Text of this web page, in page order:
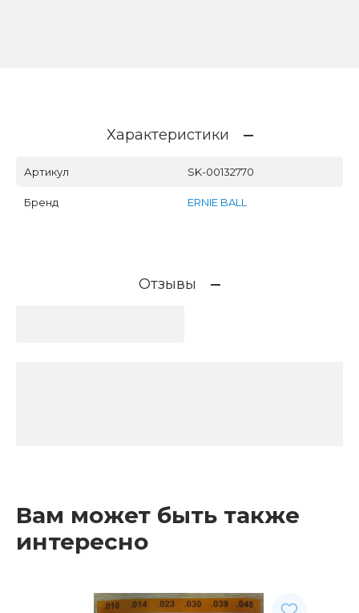
Характеристики
Артикул SK-00132770
Бренд ERNIE BALL
Отзывы
Вам может быть также
интересно